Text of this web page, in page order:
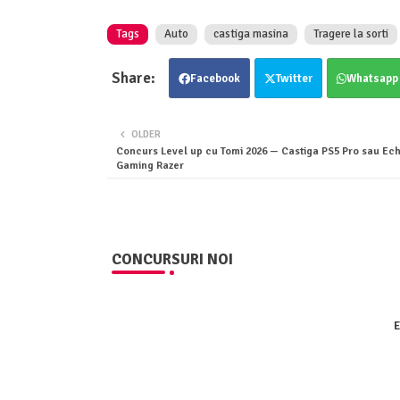
Tags Auto castiga masina Tragere la sorti
Facebook Twitter Whatsapp
OLDER
Concurs Level up cu Tomi 2026 — Castiga PS5 Pro sau
Gaming Razer
CONCURSURI NOI